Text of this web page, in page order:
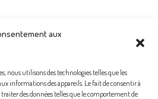
aux
nous utilisons des technologies telles que les
informations des appareils. Le fait de consentir à
des données telles que le comportement de